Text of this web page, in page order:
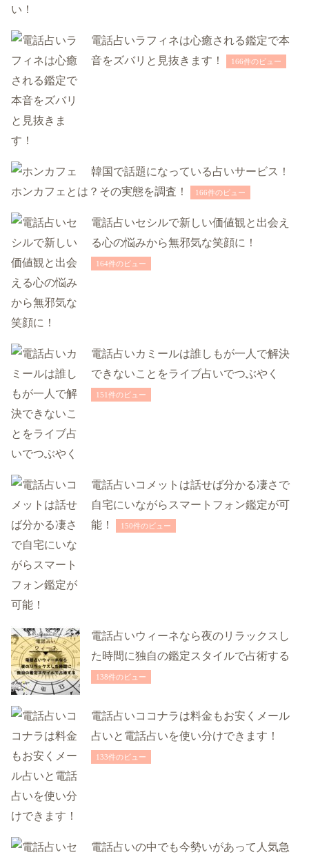
電話占いラフィネは心癒される鑑定で本
音をズバリと見抜きます！
166件のビュー
韓国で話題になっている占いサービス！
ホンカフェとは？その実態を調査！
166件のビュー
電話占いセシルで新しい価値観と出会え
る心の悩みから無邪気な笑顔に！
164件のビュー
電話占いカミールは誰しもが一人で解決
できないことをライブ占いでつぶやく
151件のビュー
電話占いコメットは話せば分かる凄さで
自宅にいながらスマートフォン鑑定が可
能！
150件のビュー
電話占いウィーネなら夜のリラックスし
た時間に独自の鑑定スタイルで占術する
138件のビュー
電話占いココナラは料金もお安くメール
占いと電話占いを使い分けできます！
133件のビュー
電話占いの中でも今勢いがあって人気急